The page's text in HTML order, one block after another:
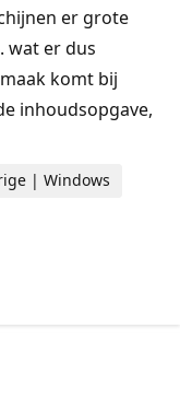
er grote
wat er dus
komt bij
inhoudsopgave,
| Windows